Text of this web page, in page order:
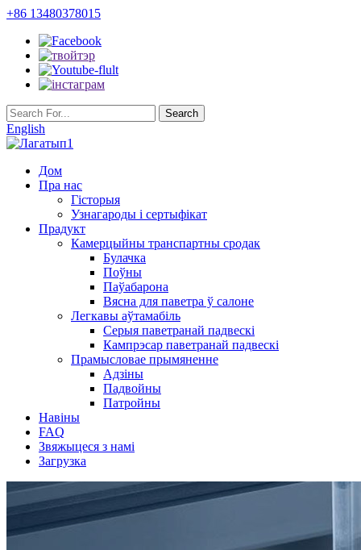
+86 13480378015
English
Дом
Пра нас
Гісторыя
Узнагароды і сертыфікат
Прадукт
Камерцыйны транспартны сродак
Булачка
Поўны
Паўабарона
Вясна для паветра ў салоне
Легкавы аўтамабіль
Серыя паветранай падвескі
Кампрэсар паветранай падвескі
Прамысловае прымяненне
Адзіны
Падвойны
Патройны
Навіны
FAQ
Звяжыцеся з намі
Загрузка